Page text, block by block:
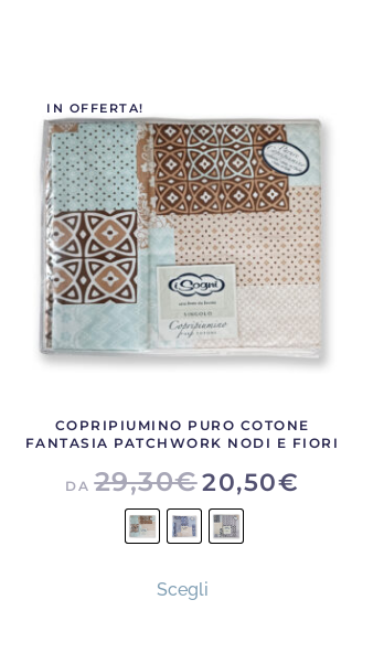
IN OFFERTA!
COPRIPIUMINO PURO COTONE
FANTASIA PATCHWORK NODI E FIORI
DA29,30€20,50€
Scegliprodotto